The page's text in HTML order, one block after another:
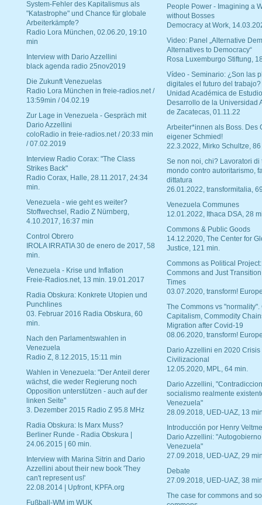
System-Fehler des Kapitalismus als
"Katastrophe" und Chance für globale
Arbeiterkämpfe?
Radio Lora München, 02.06.20, 19:10
min
Interview with Dario Azzellini
black agenda radio 25nov2019
Die Zukunft Venezuelas
Radio Lora München in freie-radios.net /
13:59min / 04.02.19
Zur Lage in Venezuela - Gespräch mit
Dario Azzellini
coloRadio in freie-radios.net / 20:33 min
/ 07.02.2019
Interview Radio Corax: "The Class
Strikes Back"
Radio Corax, Halle, 28.11.2017, 24:34
min.
Venezuela - wie geht es weiter?
Stoffwechsel, Radio Z Nürnberg,
4.10.2017, 16:37 min
Control Obrero
IROLA IRRATIA 30 de enero de 2017, 58
min.
Venezuela - Krise und Inflation
Freie-Radios.net, 13 min. 19.01.2017
Radia Obskura: Konkrete Utopien und
Punchlines
03. Februar 2016 Radia Obskura, 60
min.
Nach den Parlamentswahlen in
Venezuela
Radio Z, 8.12.2015, 15:11 min
Wahlen in Venezuela: "Der Anteil derer
wächst, die weder Regierung noch
Opposition unterstützen - auch auf der
linken Seite"
3. Dezember 2015 Radio Z 95.8 MHz
Radia Obskura: Is Marx Muss?
Berliner Runde - Radia Obskura |
24.06.2015 | 60 min.
Interview with Marina Sitrin and Dario
Azzellini about their new book 'They
can't represent us!'
22.08.2014 | Upfront, KPFA.org
Fußball-WM im WUK
People Power - Imagining a
without Bosses
Democracy at Work,
Video: Panel „Alternative
Alternatives to Democracy“
Rosa Luxemburgo Stiftung,
Vídeo - Seminario: ¿Son las
digitales el futuro del trabajo?
Unidad Académica de
Desarrollo de la Universidad
de Zacatecas, 01.11.22
Arbeiter*innen als Boss. Des
eigener Schmied!
22.3.2022, Mirko Schultze, 86
Se non noi, chi? Lavoratori di
mondo contro autoritarismo,
dittatura
26.01.2022, transformitalia,
Venezuela Communes
12.01.2022, Ithaca DSA, 28
Commons & Public Goods
14.12.2020, The Center for
Justice, 121 min.
Commons as Political Project:
Commons and Just
Times
03.07.2020, transform!
The Commons vs "normality".
Capitalism, Commodity
Migration after Covid-19
08.06.2020, transform!
Dario Azzellini en 2020 Crisis
Civilizacional
12.05.2020, MPL, 64 min.
Dario Azzellini,
socialismo realmente
Venezuela"
28.09.2018, UED-UAZ, 13
Introducción por Henry
Dario Azzellini:
Venezuela"
27.09.2018, UED-UAZ, 29
Debate
27.09.2018, UED-UAZ, 38
The case for commons and